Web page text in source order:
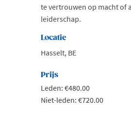
te vertrouwen op macht of
leiderschap.
Locatie
Hasselt, BE
Prijs
Leden: €480.00
Niet-leden: €720.00